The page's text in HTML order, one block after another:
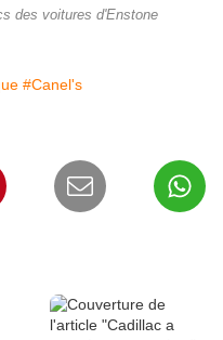
des voitures d'Enstone
#Canel's